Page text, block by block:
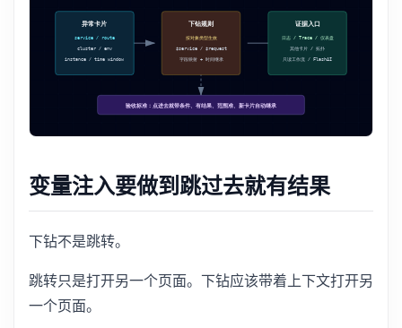
变量注入要做到跳过去就有结果
下钻不是跳转。
跳转只是打开另一个页面。下钻应该带着上下文打开另
一个页面。